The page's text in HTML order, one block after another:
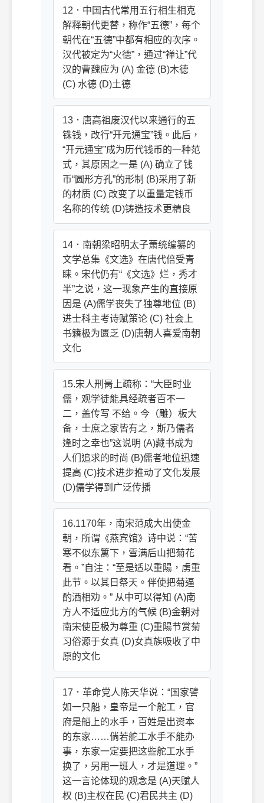
12．中国古代常用五行相生相克
解释朝代更替，称作“五德”，每个
朝代在“五德”中都有相应的次序。
汉代被定为“火德”，通过“禅让”代
汉的曹魏应为 (A) 金德 (B)木德
(C) 水德 (D)土德
13．唐高祖废汉代以来通行的五
铢钱，改行“开元通宝”钱。此后，
“开元通宝”成为历代钱币的一种范
式，其原因之一是 (A) 确立了钱
币“圆形方孔”的形制 (B)采用了新
的材质 (C) 改变了以重量定钱币
名称的传统 (D)铸造技术更精良
14．南朝梁昭明太子萧统编纂的
文学总集《文选》在唐代倍受青
睐。宋代仍有“《文选》烂，秀才
半”之说，这一现象产生的直接原
因是 (A)儒学丧失了独尊地位 (B)
进士科主考诗赋策论 (C) 社会上
书籍极为匮乏 (D)唐朝人喜爱南朝
文化
15.宋人刑昺上疏称：“大臣时业
儒，观学徒能具经疏者百不一
二，盖传写 不给。今（雕）板大
备，士庶之家皆有之，斯乃儒者
逢时之幸也”这说明 (A)藏书成为
人们追求的时尚 (B)儒者地位迅速
提高 (C)技术进步推动了文化发展
(D)儒学得到广泛传播
16.1170年，南宋范成大出使金
朝，所谓《燕宾馆》诗中说：“苦
寒不似东篱下，雪满后山把菊花
看。”自注：“至是适以重陽，虏重
此节。以其日祭天。伴使把菊逼
酌酒相劝。” 从中可以得知 (A)南
方人不适应北方的气候 (B)金朝对
南宋使臣极为尊重 (C)重陽节赏菊
习俗源于女真 (D)女真族吸收了中
原的文化
17．革命党人陈天华说：“国家譬
如一只船，皇帝是一个舵工，官
府是船上的水手，百姓是出资本
的东家……倘若舵工水手不能办
事，东家一定要把这些舵工水手
换了，另用一班人，才是道理。”
这一言论体现的观念是 (A)天赋人
权 (B)主权在民 (C)君民共主 (D)